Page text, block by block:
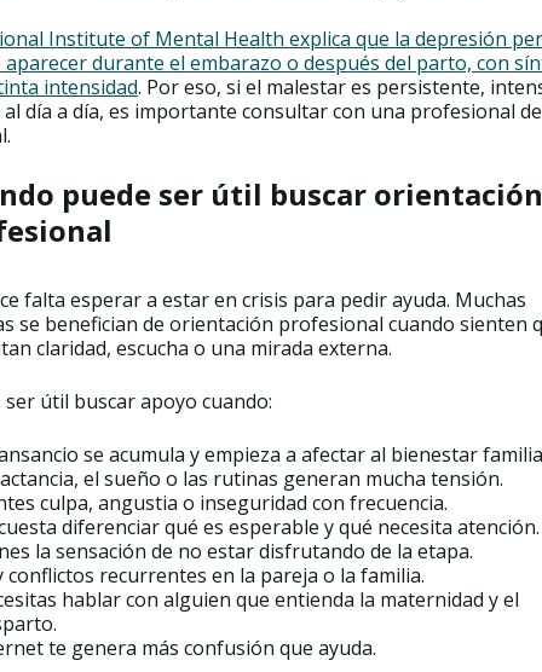
Institute of Mental Health explica que la depresión
aparecer durante el embarazo o después del parto, con
intensidad. Por eso, si el malestar es persistente,
al día a día, es importante consultar con una profesional
puede ser útil buscar orientación
falta esperar a estar en crisis para pedir ayuda. Muchas
se benefician de orientación profesional cuando sienten
claridad, escucha o una mirada externa.
ser útil buscar apoyo cuando:
se acumula y empieza a afectar al bienestar
el sueño o las rutinas generan mucha tensión.
culpa, angustia o inseguridad con frecuencia.
diferenciar qué es esperable y qué necesita atención.
la sensación de no estar disfrutando de la etapa.
conflictos recurrentes en la pareja o la familia.
hablar con alguien que entienda la maternidad y el
te genera más confusión que ayuda.